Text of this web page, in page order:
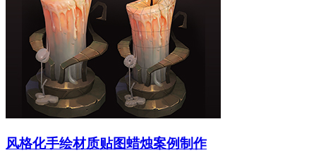
风格化手绘材质贴图蜡烛案例制作